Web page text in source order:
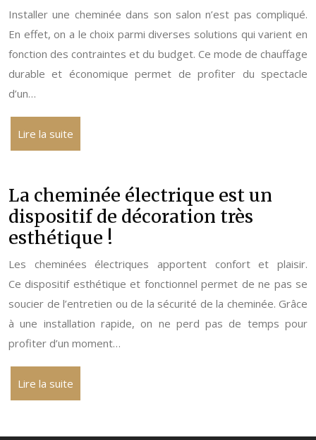
Installer une cheminée dans son salon n’est pas compliqué.
En effet, on a le choix parmi diverses solutions qui varient en
fonction des contraintes et du budget. Ce mode de chauffage
durable et économique permet de profiter du spectacle
d’un…
Lire la suite
La cheminée électrique est un
dispositif de décoration très
esthétique !
Les cheminées électriques apportent confort et plaisir.
Ce dispositif esthétique et fonctionnel permet de ne pas se
soucier de l’entretien ou de la sécurité de la cheminée. Grâce
à une installation rapide, on ne perd pas de temps pour
profiter d’un moment…
Lire la suite